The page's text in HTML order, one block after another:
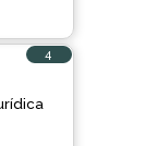
4